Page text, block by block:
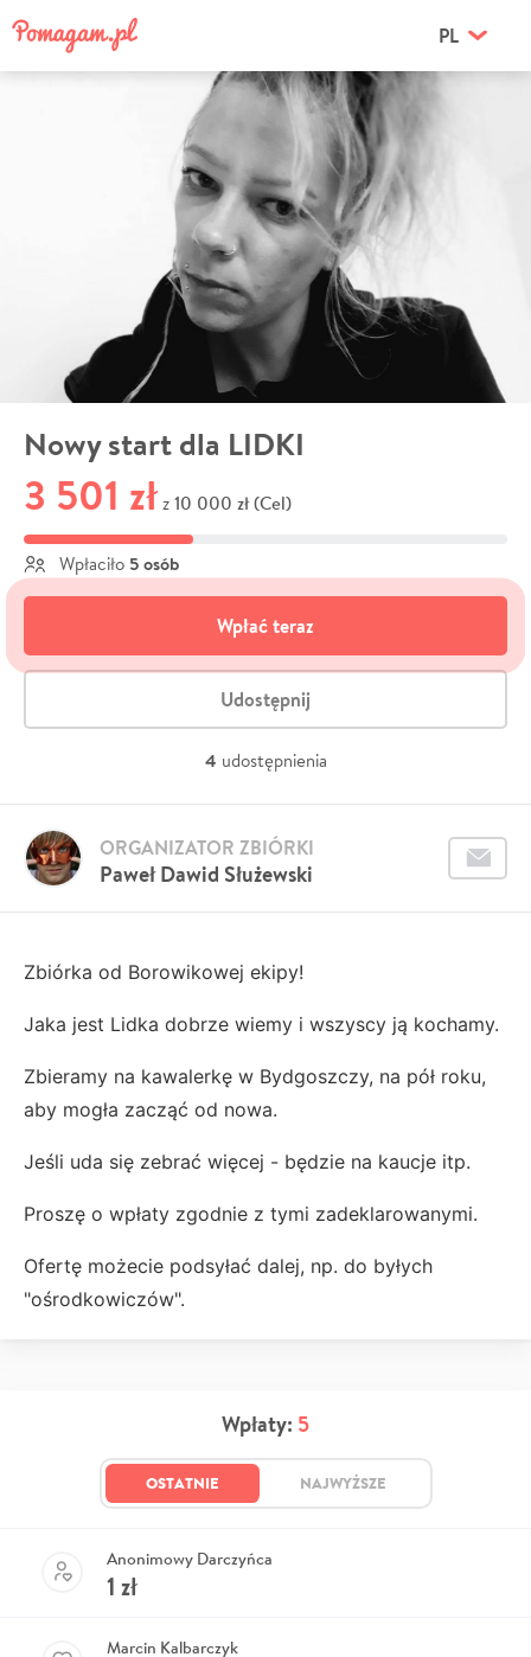
PL
Nowy start dla LIDKI
3 501 zł z 10 000 zł (Cel)
Wpłaciło 5 osób
Wpłać teraz
Udostępnij
4 udostępnienia
Paweł Dawid Służewski
ORGANIZATOR ZBIÓRKI
Zbiórka od Borowikowej ekipy!
Jaka jest Lidka dobrze wiemy i wszyscy ją kochamy.
Zbieramy na kawalerkę w Bydgoszczy, na pół roku,
aby mogła zacząć od nowa.
Jeśli uda się zebrać więcej - będzie na kaucje itp.
Proszę o wpłaty zgodnie z tymi zadeklarowanymi.
Ofertę możecie podsyłać dalej, np. do byłych
"ośrodkowiczów".
Wpłaty: 5
OSTATNIE NAJWYŻSZE
Anonimowy Darczyńca
1 zł
Marcin Kalbarczyk